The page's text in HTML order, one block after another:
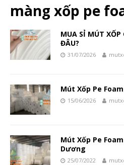
màng xốp pe
MUA SỈ MÚT XỐP
ĐÂU?
31/07/2026
Mút Xốp Pe
15/06/2026
Mút Xốp Pe
Dương
25/07/2022